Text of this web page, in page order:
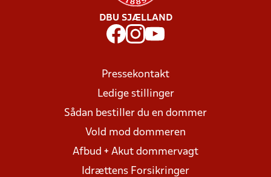
DBU SJÆLLAND
Pressekontakt
Ledige stillinger
Sådan bestiller du en dommer
Vold mod dommeren
Afbud + Akut dommervagt
Idrættens Forsikringer